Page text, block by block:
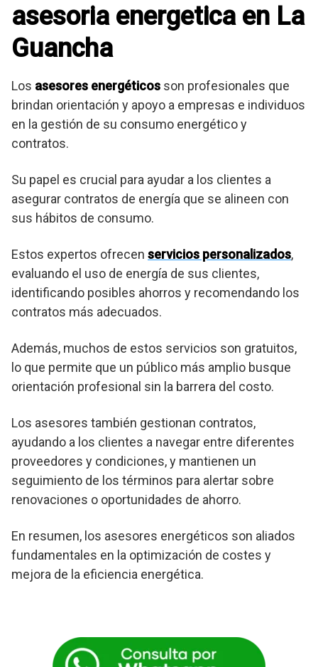
asesoria energetica en La
Guancha
Los asesores energéticos son profesionales que
brindan orientación y apoyo a empresas e individuos
en la gestión de su consumo energético y
contratos.
Su papel es crucial para ayudar a los clientes a
asegurar contratos de energía que se alineen con
sus hábitos de consumo.
Estos expertos ofrecen servicios personalizados,
evaluando el uso de energía de sus clientes,
identificando posibles ahorros y recomendando los
contratos más adecuados.
Además, muchos de estos servicios son gratuitos,
lo que permite que un público más amplio busque
orientación profesional sin la barrera del costo.
Los asesores también gestionan contratos,
ayudando a los clientes a navegar entre diferentes
proveedores y condiciones, y mantienen un
seguimiento de los términos para alertar sobre
renovaciones o oportunidades de ahorro.
En resumen, los asesores energéticos son aliados
fundamentales en la optimización de costes y
mejora de la eficiencia energética.